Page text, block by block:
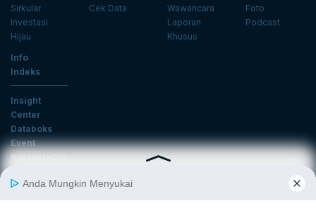
Sirkular
Investasi
Hijau
Cek Data
Wawancara
Laporan
Khusus
Foto
Podcast
Info
Indeks
Insight
Center
Databoks
Event
KatadataOto